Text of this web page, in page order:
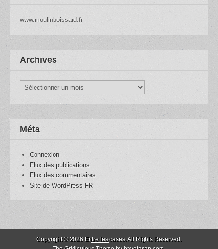
www.moulinboissard.fr
Archives
Archives
Méta
Connexion
Flux des publications
Flux des commentaires
Site de WordPress-FR
Copyright © 2026 Entre les cases. All Rights Reserved.